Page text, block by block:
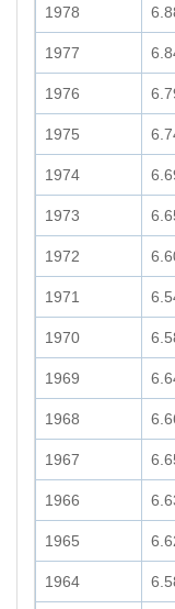
1978
1977
1976
1975
1974
1973
1972
1971
1970
1969
1968
1967
1966
1965
1964